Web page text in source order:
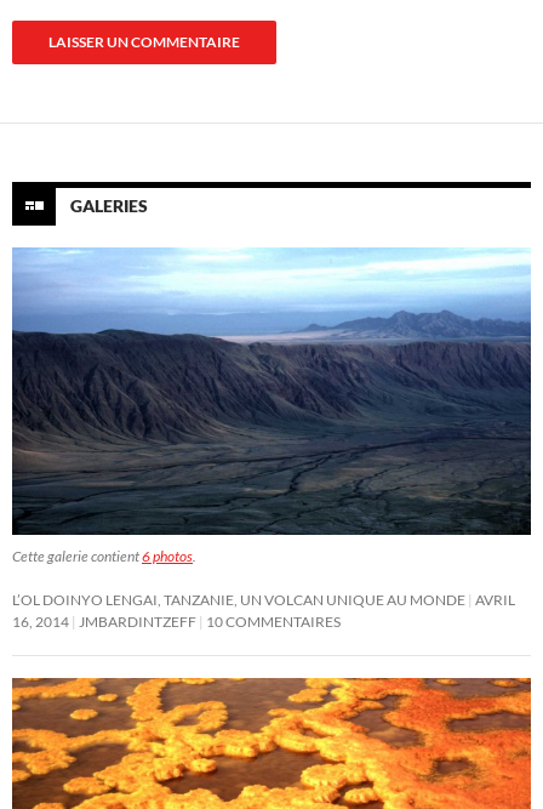
GALERIES
Cette galerie contient6 photos.
L’OL DOINYO LENGAI, TANZANIE, UN VOLCAN UNIQUE AU MONDE AVRIL
16, 2014 JMBARDINTZEFF 10 COMMENTAIRES